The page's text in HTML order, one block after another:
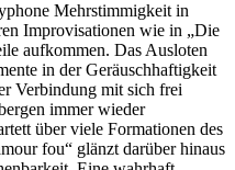
Mehrstimmigkeit in
Improvisationen wie in „Die
aufkommen. Das Ausloten
in der Geräuschhaftigkeit
Verbindung mit sich frei
immer wieder
über viele Formationen des
fou“ glänzt darüber hinaus